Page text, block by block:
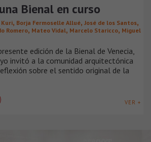
Bienal en curso
, Borja Fermoselle Allué, José de los Santos,
Romero, Mateo Vidal, Marcelo Staricco, Miguel
edición de la Bienal de Venecia,
invitó a la comunidad arquitectónica
sobre el sentido original de la
VER +